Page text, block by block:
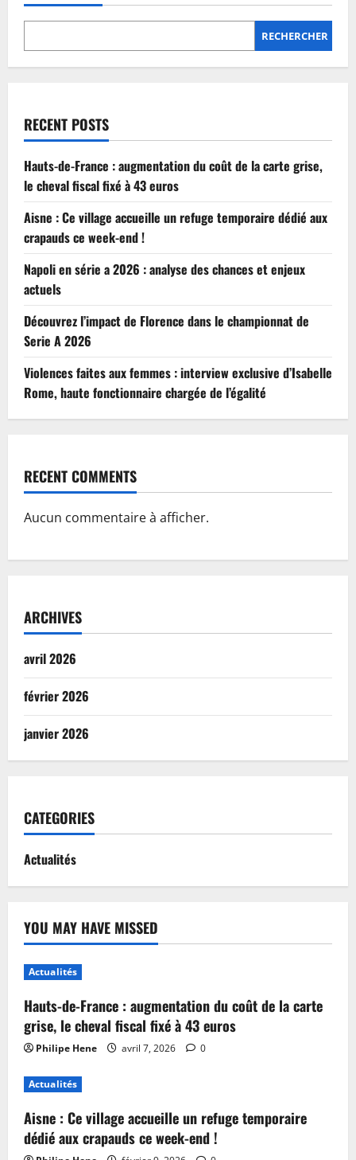
RECHERCHER
RECENT POSTS
Hauts-de-France : augmentation du coût de la carte grise,
le cheval fiscal fixé à 43 euros
Aisne : Ce village accueille un refuge temporaire dédié aux
crapauds ce week-end !
Napoli en série a 2026 : analyse des chances et enjeux
actuels
Découvrez l’impact de Florence dans le championnat de
Serie A 2026
Violences faites aux femmes : interview exclusive d’Isabelle
Rome, haute fonctionnaire chargée de l’égalité
RECENT COMMENTS
Aucun commentaire à afficher.
ARCHIVES
avril 2026
février 2026
janvier 2026
CATEGORIES
Actualités
YOU MAY HAVE MISSED
Actualités
Hauts-de-France : augmentation du coût de la carte
grise, le cheval fiscal fixé à 43 euros
Philipe Hene avril 7, 2026 0
Actualités
Aisne : Ce village accueille un refuge temporaire
dédié aux crapauds ce week-end !